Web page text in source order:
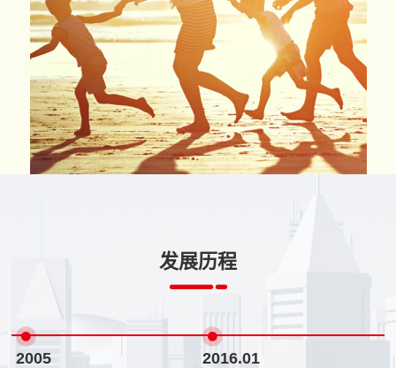
发展历程
2005 2016.01